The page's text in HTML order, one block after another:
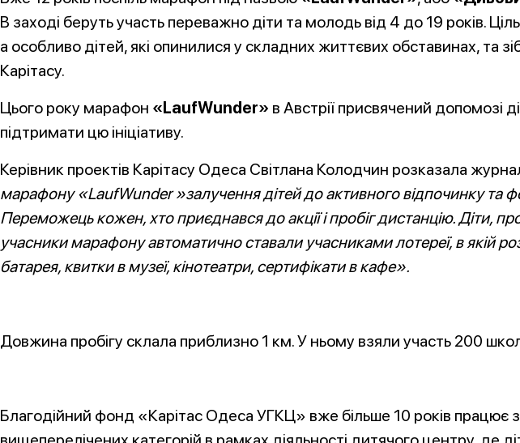
В заході беруть участь переважно діти та молодь від 4 до 19 років.
а особливо дітей, які опинилися у складних життєвих обставинах,
Карітасу.
Цього року марафон «LaufWunder» в Австрії присвячений допомозі
підтримати цю ініціативу.
Керівник проектів Карітасу Одеса Світлана Колодчин розказала
марафону «LaufWunder »залучення дітей до активного відпочинку
Переможець кожен, хто приєднався до акції і пробіг дистанцію. Діти,
учасники марафону автоматично ставали учасниками лотереї, в якій
батарея, квитки в музеї, кінотеатри, сертифікати в кафе».
Довжина пробігу склала приблизно 1 км. У ньому взяли участь 200
Благодійний фонд «Карітас Одеса УГКЦ» вже більше 10 років працює